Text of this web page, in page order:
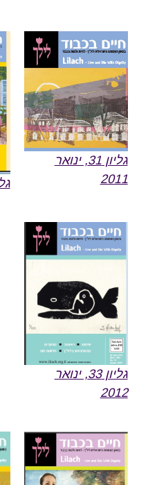
גליון 31, ינואר
2011
גליון
גליון 33, ינואר
2012